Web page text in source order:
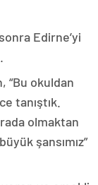
Edirne’yi
“Bu okuldan
tanıştık.
olmaktan
şansımız”